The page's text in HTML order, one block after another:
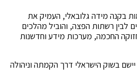
בקנה מידה גלובאלי, העמיק את
לבין רשתות הפצה, והוביל מהלכים
החכמה, מערכות מידע וחדשנות
בשוק הישראלי דרך הקמתה וניהולה